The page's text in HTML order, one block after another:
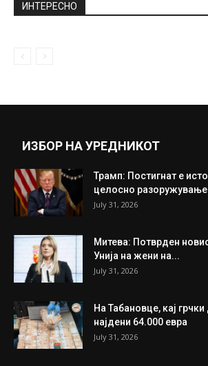
ИНТЕРЕСНО
ИЗБОР НА УРЕДНИКОТ
Трамп: Постигнат е
целосно
July 31, 2026
Митева: Потврден
Унија на жени на...
July 31, 2026
На Табановце, кај
најдени 64.000 евра
July 31, 2026